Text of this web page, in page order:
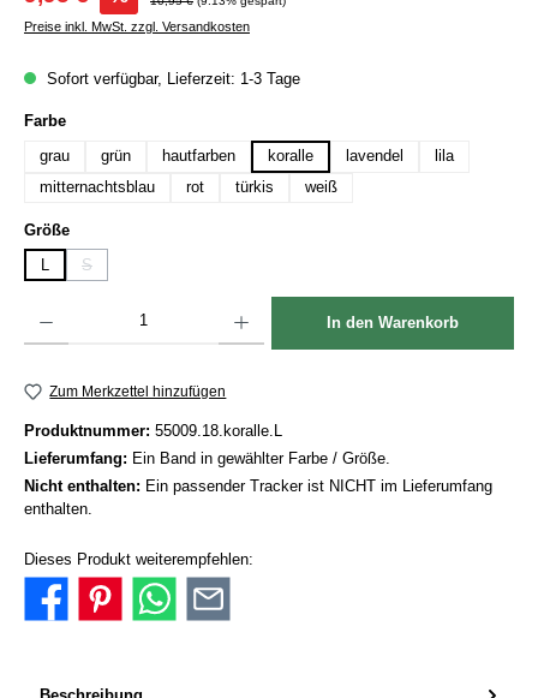
Preise inkl. MwSt. zzgl. Versandkosten
Sofort verfügbar, Lieferzeit: 1-3 Tage
Farbeauswählen
grau
grün hautfarben koralle lavendel
lila
mitternachtsblau
rot türkis weiß
Größeauswählen
S
In den Warenkorb
Zum Merkzettel hinzufügen
Produktnummer: 55009.18.koralle.L
Lieferumfang: Ein Band in gewählter Farbe / Größe.
Nicht enthalten: Ein passender Tracker ist NICHT im Lieferumfang
enthalten.
Dieses Produkt weiterempfehlen: